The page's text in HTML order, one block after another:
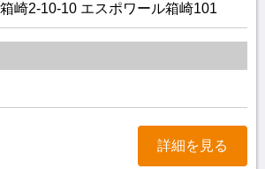
崎2-10-10 エスポワール箱崎101
詳細を見る